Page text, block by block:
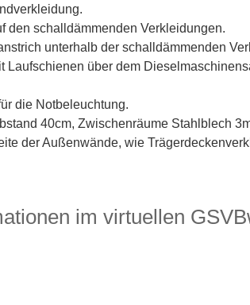
den schalldämmenden Verkleidungen.
unterhalb der schalldämmenden
Laufschienen über dem
die Notbeleuchtung.
40cm, Zwischenräume Stahlblech
der Außenwände, wie
im virtuellen